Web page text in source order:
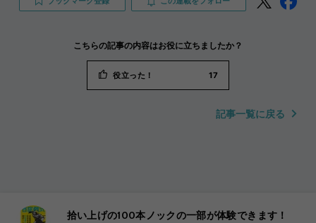
こちらの記事の内容はお役に立ちましたか？
役立った！ 17
記事一覧に戻る
拾い上げの100本ノックの一部が体験できます！